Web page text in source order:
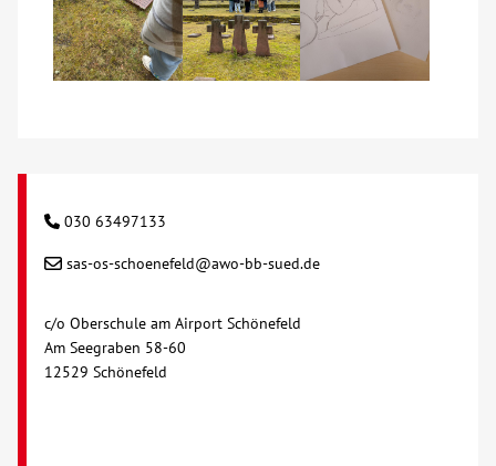
030 63497133
sas-os-schoenefeld@awo-bb-sued.de
c/o Oberschule am Airport Schönefeld
Am Seegraben 58-60
12529 Schönefeld